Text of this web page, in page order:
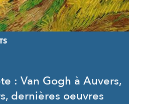
: Van Gogh à Auvers,
dernières oeuvres